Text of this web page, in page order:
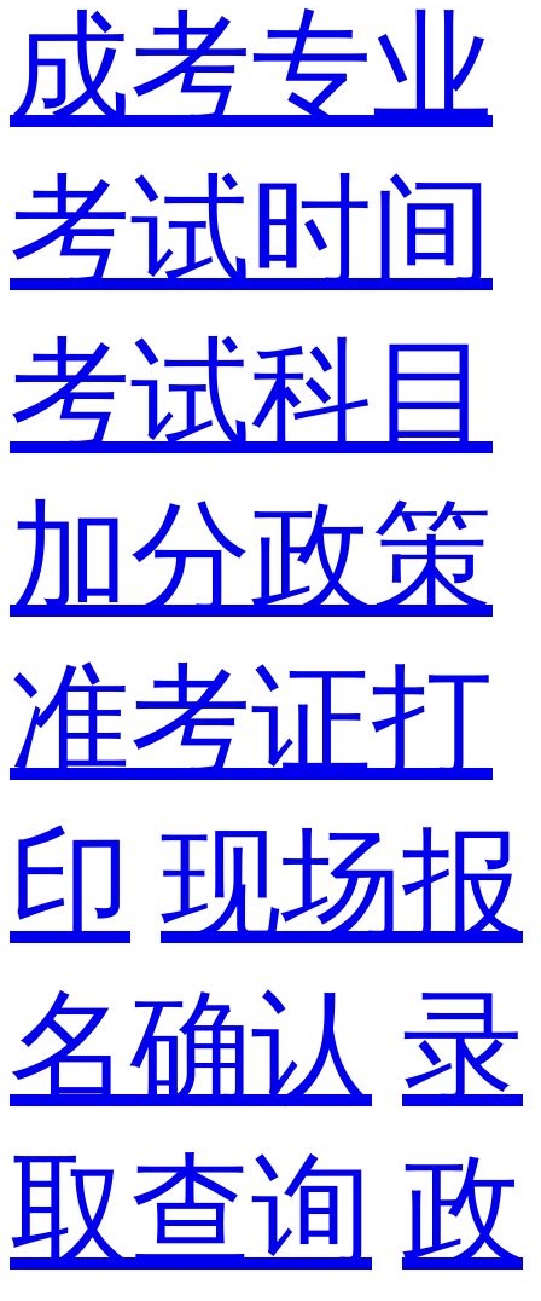
成考专业
考试时间
考试科目
加分政策
准考证打
印 现场报
名确认 录
取查询 政